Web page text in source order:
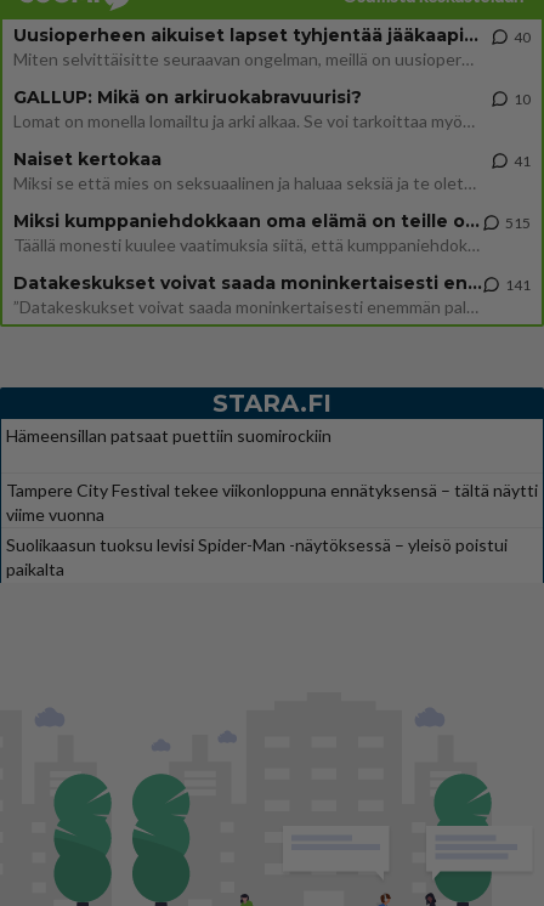
Uusioperheen aikuiset lapset tyhjentää jääkaapin käydessään
Miten selvittäisitte seuraavan ongelman, meillä on uusioperhe, minulla teini-ikäiset lapset ja puolisolla aikuiset, jotk
40
GALLUP: Mikä on arkiruokabravuurisi?
Lomat on monella lomailtu ja arki alkaa. Se voi tarkoittaa myös sitä, että grillailut on grillattu ja palataan arjen ruo
10
Naiset kertokaa
Miksi se että mies on seksuaalinen ja haluaa seksiä ja te olette hänen mielestänne haluttava on vastenmielistä? Mikä sii
41
Miksi kumppaniehdokkaan oma elämä on teille ongelma?
Täällä monesti kuulee vaatimuksia siitä, että kumppaniehdokkaalla ei saisi olla lemmikkejä, lapsia, kavereita, eksiä, su
515
Datakeskukset voivat saada moninkertaisesti enemmän palautuksia kuin mitä ne maksavat veroja
”Datakeskukset voivat saada moninkertaisesti enemmän palautuksia kuin mitä ne maksavat veroja”, sanoo professori Jussi K
141
STARA.FI
Hämeensillan patsaat puettiin suomirockiin
Tampere City Festival tekee viikonloppuna ennätyksensä – tältä näytti
viime vuonna
Suolikaasun tuoksu levisi Spider-Man -näytöksessä – yleisö poistui
paikalta